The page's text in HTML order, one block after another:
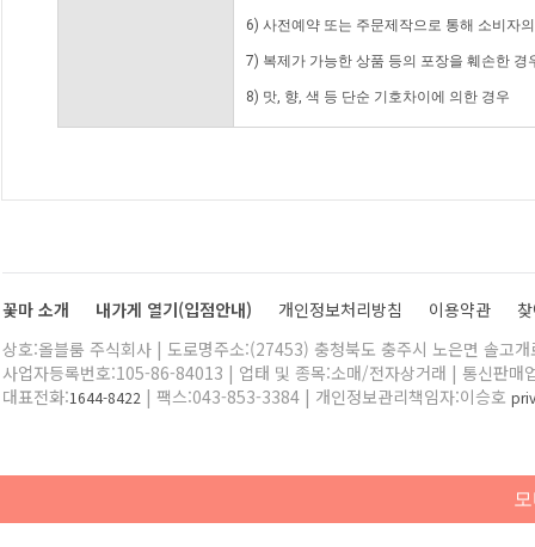
6) 사전예약 또는 주문제작으로 통해 소비자
7) 복제가 가능한 상품 등의 포장을 훼손한 경
8) 맛, 향, 색 등 단순 기호차이에 의한 경우
꽃마 소개 내가게 열기(입점안내) 개인정보처리방침 이용약관
상호:올블룸 주식회사 | 도로명주소:(27453) 충청북도 충주시 노은면 솔고
사업자등록번호:105-86-84013 | 업태 및 종목:소매/전자상거래 | 통신판매
대표전화:1644-8422 | 팩스:043-853-3384 | 개인정보관리책임자:이승호